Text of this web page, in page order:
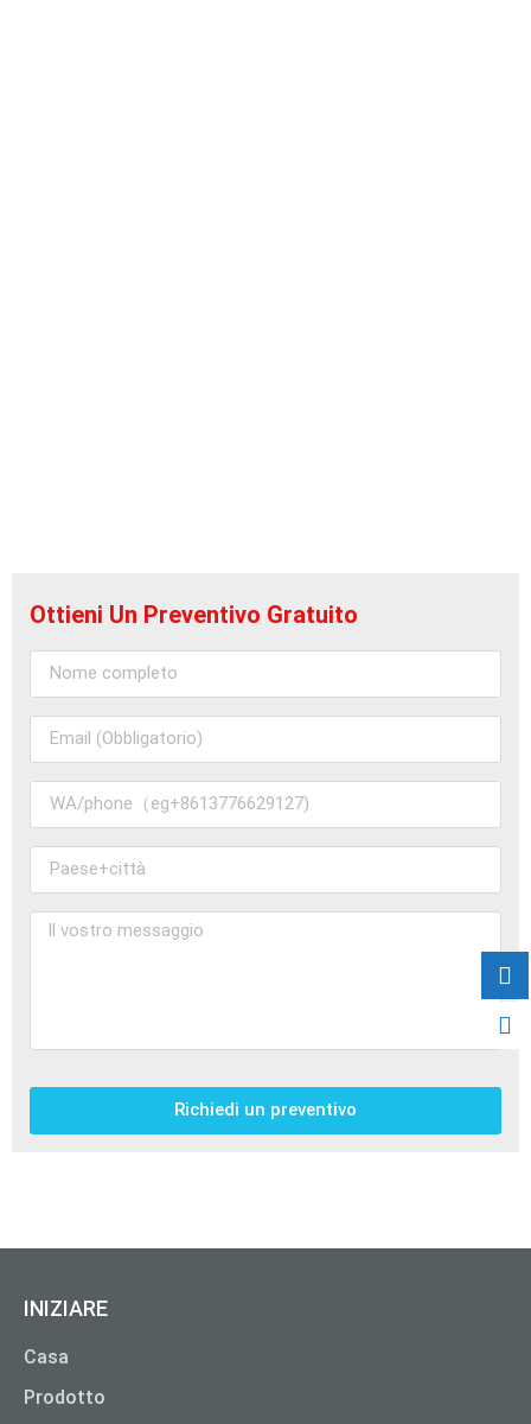
Ottieni Un Preventivo Gratuito
Richiedi un preventivo
INIZIARE
Casa
Prodotto